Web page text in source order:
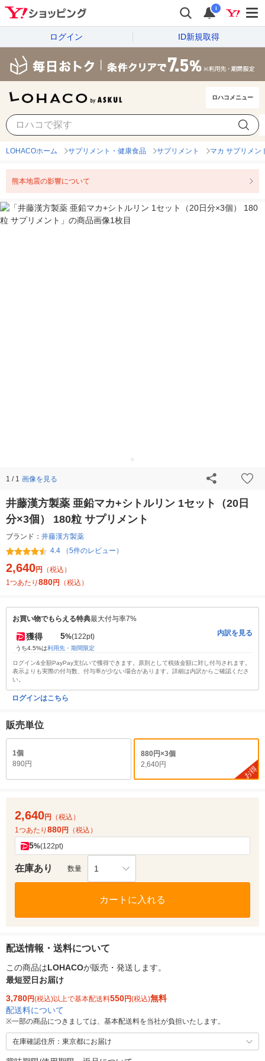
i
ログイン ID新規取得
ロハコメニュー
LOHACOホーム サプリメント・健康食品 サプリメント マカ サプリメン
熊本地震の影響について
1 / 1 画像を見る
井藤漢方製薬 亜鉛マカ+シトルリン 1セット（20日
分×3個） 180粒 サプリメント
ブランド： 井藤漢方製薬
4.4 （5件のレビュー）
2,640円
（税込）
1つあたり 880円 （税込）
お買い物でもらえる特典最大付与率7%
獲得 5%(122pt)
うち4.5%は利用先・期間限定
内訳を見る
ログイン&全額PayPay支払いで獲得できます。原則として税抜金額に対し付与されます。
表示よりも実際の付与数、付与率が少ない場合があります。詳細は内訳からご確認くださ
い。
ログインはこちら
販売単位
1個
890円
880円×3個
2,640円
お得
2,640円
（税込）
1つあたり 880円 （税込）
5%(122pt)
在庫あり 数量 1
カートに入れる
配送情報・送料について
この商品はLOHACOが販売・発送します。
最短翌日お届け
3,780円(税込)以上で基本配送料550円(税込)無料
配送料について
※一部の商品につきましては、基本配送料を当社が負担いたします。
在庫確認住所：東京都にお届け